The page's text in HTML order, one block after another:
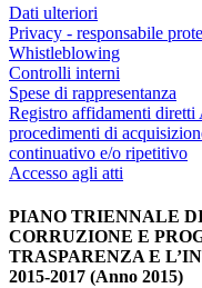
Dati ulteriori
Privacy - responsabile
Whistleblowing
Controlli interni
Spese di rappresentanza
Registro affidamenti
procedimenti di
continuativo e/o ripetitivo
Accesso agli atti
PIANO TRIENNALE
CORRUZIONE E
TRASPARENZA E
2015-2017 (Anno 2015)